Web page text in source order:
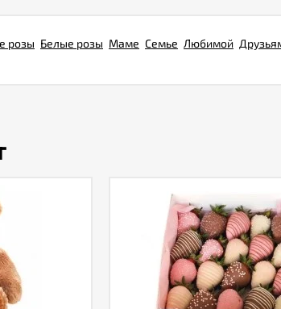
розы Белые розы Маме Семье Любимой